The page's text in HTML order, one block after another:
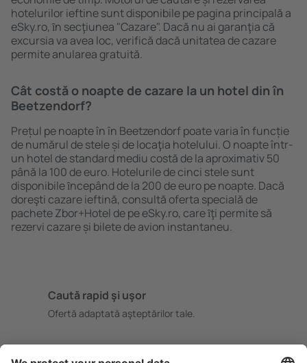
hotelurilor ieftine sunt disponibile pe pagina principală a
eSky.ro, ȋn secţiunea "Cazare". Dacă nu ai garanţia că
excursia va avea loc, verifică dacă unitatea de cazare
permite anularea gratuită.
Cât costă o noapte de cazare la un hotel din în
Beetzendorf?
Prețul pe noapte în în Beetzendorf poate varia în funcție
de numărul de stele și de locaţia hotelului. O noapte într-
un hotel de standard mediu costă de la aproximativ 50
până la 100 de euro. Hotelurile de cinci stele sunt
disponibile ȋncepând de la 200 de euro pe noapte. Dacă
doreşti cazare ieftină, consultă oferta specială de
pachete Zbor+Hotel de pe eSky.ro, care ȋţi permite să
rezervi cazare și bilete de avion instantaneu.
Caută rapid şi uşor
Ofertă adaptată aşteptărilor tale.